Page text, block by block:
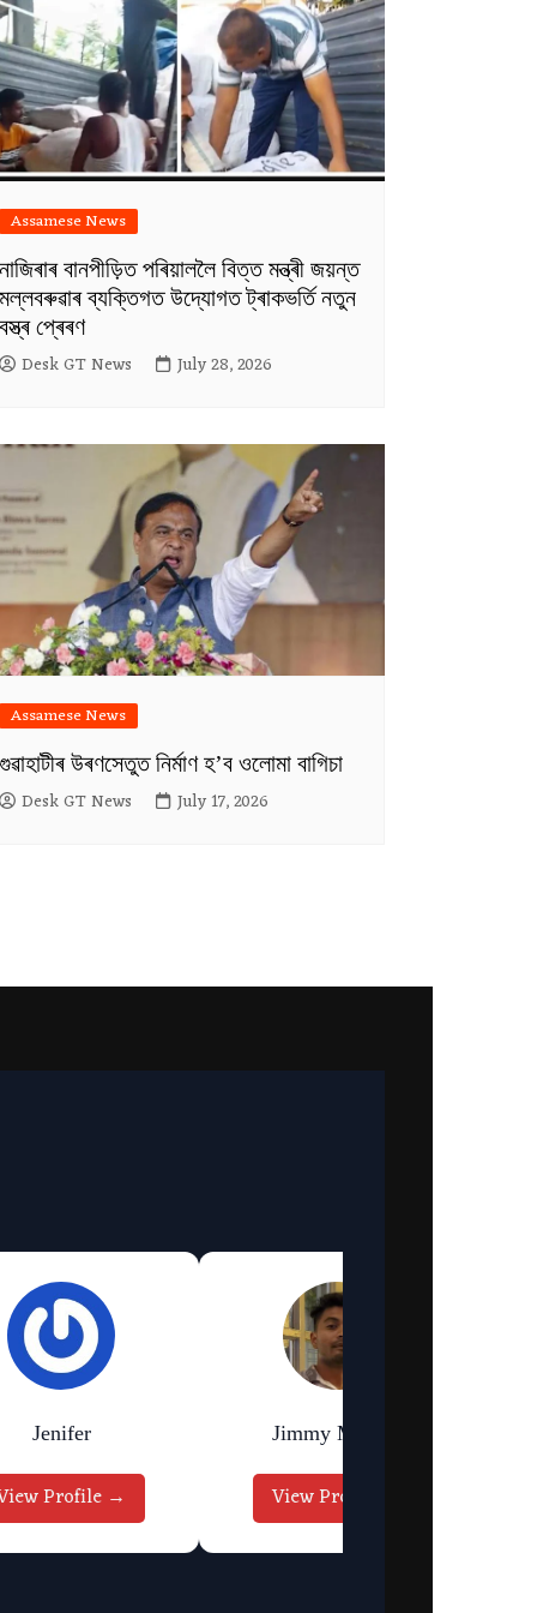
Assamese News
বানপীড়িত পৰিয়াললৈ বিত্ত মন্ত্ৰী জয়ন্ত
ব্যক্তিগত উদ্যোগত ট্ৰাকভৰ্তি নতুন
প্ৰেৰণ
Desk GT News July 28, 2026
Assamese News
উৰণসেতুত নিৰ্মাণ হ’ব ওলোমা বাগিচা
Desk GT News July 17, 2026
Jenifer
Profile →
Jimmy Murmu
View Profile →